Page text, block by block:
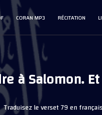
RÉCITATION
CORAN MP3
à Salomon.
Traduisez le verset 79 en français